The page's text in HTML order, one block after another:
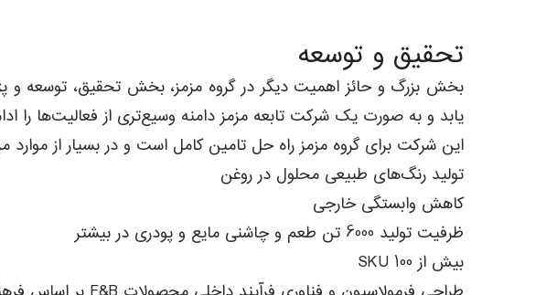
تحقیق و توسعه
بخش بزرگ و حائز اهمیت دیگر در گروه مزمز، بخش تحقیق، توسعه
یابد و به صورت یک شرکت تابعه مزمز دامنه وسیع‌تری از فعالیت‌ها را
این شرکت برای گروه مزمز راه حل تامین کامل است و در بسیار از موارد
تولید رنگ‌های طبیعی محلول در روغن
کاهش وابستگی خارجی
ظرفیت تولید 6000 تن طعم و چاشنی مایع و پودری در بیشتر
بیش از 100 SKU